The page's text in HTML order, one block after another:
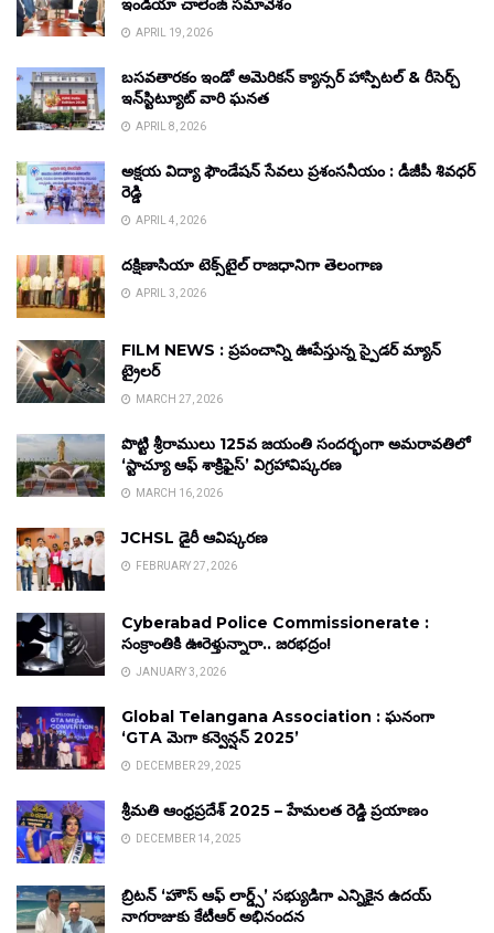
ఇండియా చాలెంజ్ సమావేశం
APRIL 19, 2026
బసవతారకం ఇండో అమెరికన్ క్యాన్సర్ హాస్పిటల్ & రీసెర్చ్
ఇన్‌స్టిట్యూట్ వారి ఘనత
APRIL 8, 2026
అక్షయ విద్యా ఫౌండేషన్ సేవలు ప్రశంసనీయం : డీజీపీ శివధర్
రెడ్డి
APRIL 4, 2026
దక్షిణాసియా టెక్స్‌టైల్ రాజధానిగా తెలంగాణ
APRIL 3, 2026
FILM NEWS : ప్రపంచాన్ని ఊపేస్తున్న స్పైడర్ మ్యాన్
ట్రైలర్
MARCH 27, 2026
పొట్టి శ్రీరాములు 125వ జయంతి సందర్భంగా అమరావతిలో
‘స్టాచ్యూ ఆఫ్ శాక్రిఫైస్’ విగ్రహావిష్కరణ
MARCH 16, 2026
JCHSL డైరీ ఆవిష్కరణ
FEBRUARY 27, 2026
Cyberabad Police Commissionerate :
సంక్రాంతికి ఊరెళ్తున్నారా.. జరభద్రం!
JANUARY 3, 2026
Global Telangana Association : ఘనంగా
‘GTA మెగా కన్వెన్షన్ 2025’
DECEMBER 29, 2025
శ్రీమతి ఆంధ్రప్రదేశ్ 2025 – హేమలత రెడ్డి ప్రయాణం
DECEMBER 14, 2025
బ్రిటన్ ‘హౌస్ ఆఫ్ లార్డ్స్’ సభ్యుడిగా ఎన్నికైన ఉదయ్
నాగరాజుకు కేటీఆర్ అభినందన